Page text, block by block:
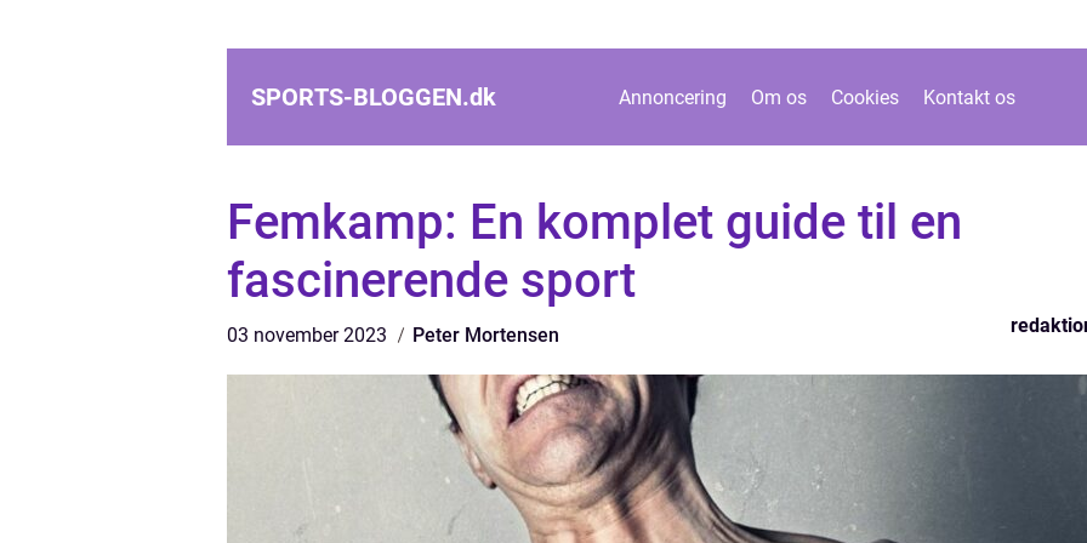
SPORTS-BLOGGEN.dk Annoncering Om os Cookies Kontakt os
Femkamp: En komplet guide til en
fascinerende sport
03 november 2023 Peter Mortensen